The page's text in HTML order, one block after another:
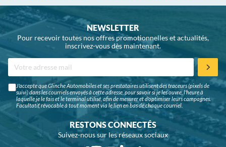
NEWSLETTER
Pour recevoir toutes nos offres promotionnelles et actualités,
inscrivez-vous dès maintenant.
J'accepte que Glinche Automobiles et ses prestataires utilisent des traceurs (pixels de
suivi) dans les courriels envoyés à cette adresse, pour savoir si je les ouvre, l'heure à
laquelle je le fais et le terminal utilisé, afin de mesurer et d'optimiser leurs campagnes.
Facultatif, révocable à tout moment via le lien en bas de chaque courriel.
RESTONS CONNECTÉS
Suivez-nous sur les réseaux sociaux